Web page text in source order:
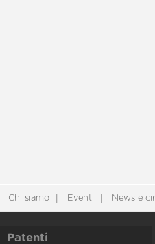
Chi siamo Eventi News e
Patenti